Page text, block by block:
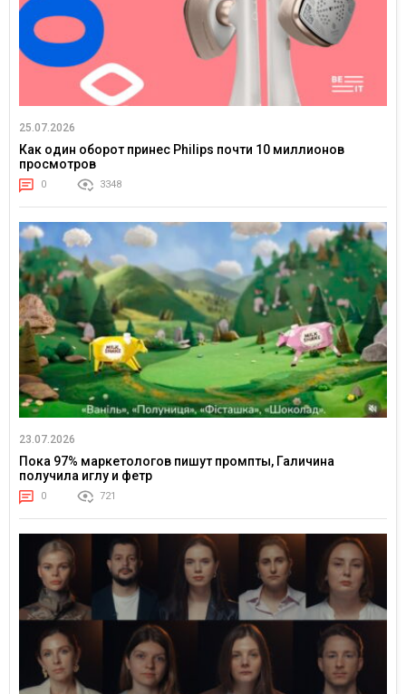
25.07.2026
Как один оборот принес Philips почти 10 миллионов
просмотров
0 3348
23.07.2026
Пока 97% маркетологов пишут промпты, Галичина
получила иглу и фетр
0 721